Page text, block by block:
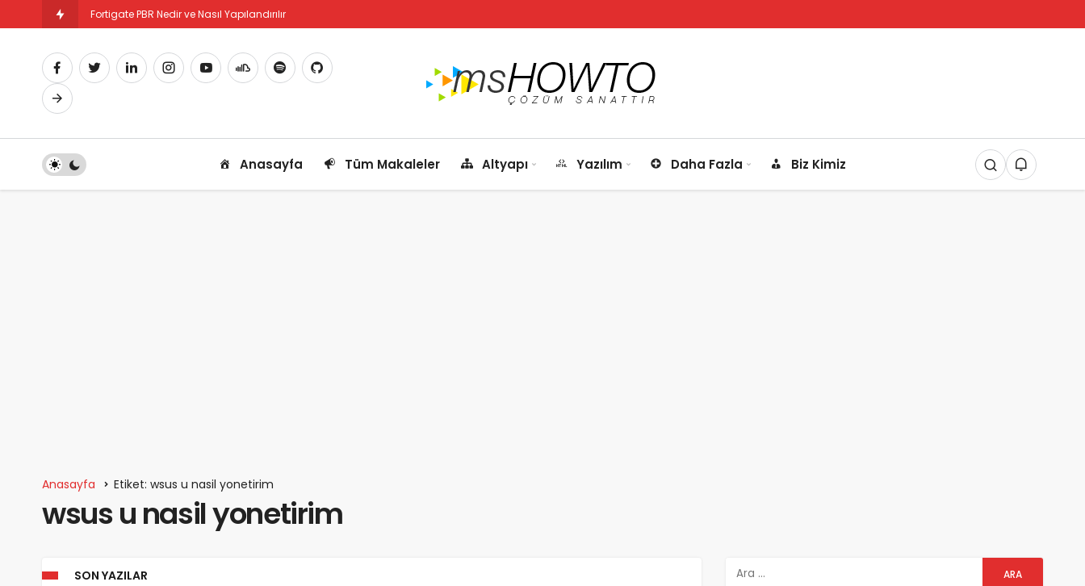
Fortigate PBR Nedir ve Nasıl Yapılandırılır
Anasayfa Tüm Makaleler Altyapı Yazılım Daha Fazla Biz Kimiz
Anasayfa Etiket: wsus u nasil yonetirim
wsus u nasil yonetirim
SON YAZILAR